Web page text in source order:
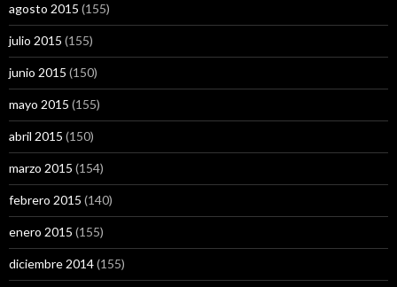
agosto 2015 (155)
julio 2015 (155)
junio 2015 (150)
mayo 2015 (155)
abril 2015 (150)
marzo 2015 (154)
febrero 2015 (140)
enero 2015 (155)
diciembre 2014(155)